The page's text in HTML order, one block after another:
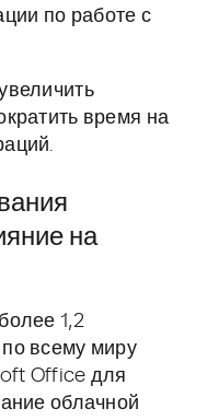
по работе с
время на
на
1,2
всему миру
Office для
облачной